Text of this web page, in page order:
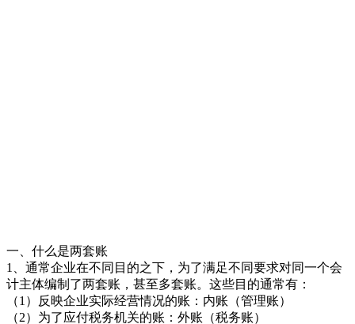
一、什么是两套账
1、通常企业在不同目的之下，为了满足不同要求对同一个会
计主体编制了两套账，甚至多套账。这些目的通常有：
（1）反映企业实际经营情况的账：内账（管理账）
（2）为了应付税务机关的账：外账（税务账）